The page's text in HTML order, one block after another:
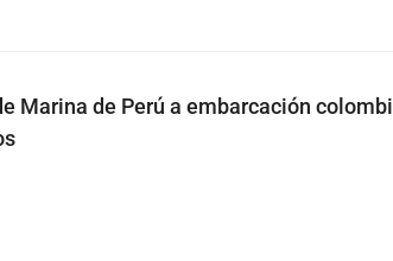
Marina de Perú a embarcación